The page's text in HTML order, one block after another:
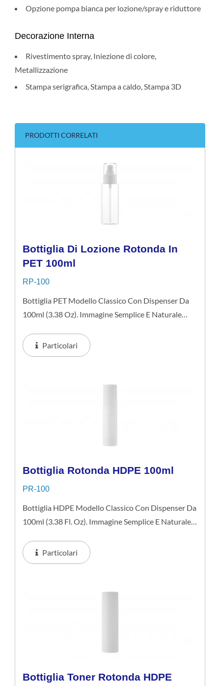
Opzione pompa bianca per lozione/spray e riduttore
Decorazione Interna
Rivestimento spray, Iniezione di colore,
Metallizzazione
Stampa serigrafica, Stampa a caldo, Stampa 3D
PRODOTTI CORRELATI
Bottiglia Di Lozione Rotonda In
PET 100ml
RP-100
Bottiglia PET Modello Classico Con Dispenser Da
100ml (3.38 Oz). Immagine Semplice E Naturale
Media. Suggerito Per Applicazioni In Liquido E
Lozione.
Particolari
Bottiglia Rotonda HDPE 100ml
PR-100
Bottiglia HDPE Modello Classico Con Dispenser Da
100ml (3.38 Fl. Oz). Immagine Semplice E Naturale
Media. Si Consiglia Di Applicare In Forma Liquida,...
Particolari
Bottiglia Toner Rotonda HDPE